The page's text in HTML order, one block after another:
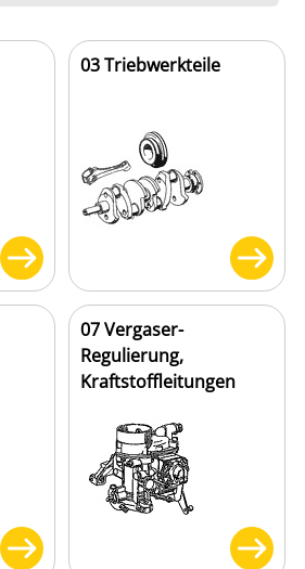
03 Triebwerkteile
07 Vergaser-
Regulierung,
Kraftstoffleitungen